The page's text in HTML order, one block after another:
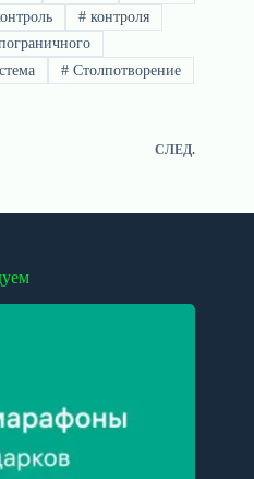
# контроля
# Столпотворение
СЛЕД.